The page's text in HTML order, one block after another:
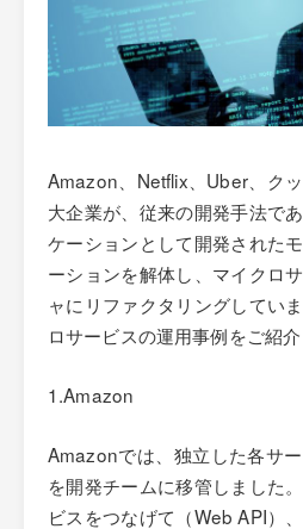
Amazon、Netflix、Uber、ク
大企業が、従来の開発手法で
ケーションとして開発された
ーションを解体し、マイクロ
ャにリファクタリングしてい
ロサービスの運用事例をご紹介
1.Amazon
Amazonでは、独立した各サ
を開発チームに移管しました
ビスをつなげて（Web API）